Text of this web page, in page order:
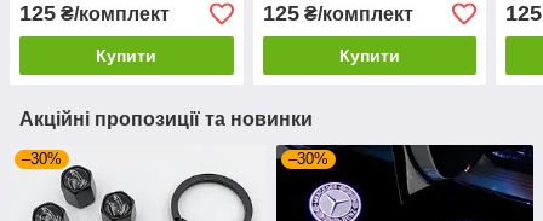
125 ₴/комплект
Купити
125₴/комплект
Купити
125
Акційні пропозиції та новинки
–30% –30%